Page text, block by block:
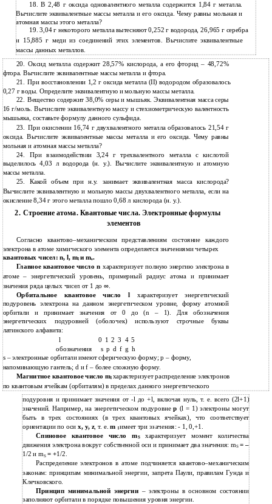
18. В 2,48 г оксида одновалентного металла содержится 1,84 г металла.
Вычислите эквивалентные массы металла и его оксида. Чему равны мольная и
атомная массы этого металла?
19. 3,04 г некоторого металла вытесняют 0,252 г водорода, 26,965 г серебра
и 15,885 г меди из соединений этих элементов. Вычислите эквивалентные
массы данных металлов.
20.
Оксид металла содержит 28,57% кислорода, а его фторид – 48,72%
фтора. Вычислите эквивалентные массы металла и фтора.
21. При восстановлении 1,2 г оксида металла (II) водородом образовалось
0,27 г воды. Определите эквивалентную и мольную массы металла.
22. Вещество содержит 38,0% серы и мышьяк. Эквивалентная масса серы
16 г/моль. Вычислите эквивалентную массу и стехиометрическую валентность
мышьяка, составьте формулу данного сульфида.
23. При окислении 16,74 г двухвалентного металла образовалось 21,54 г
оксида. Вычислите эквивалентные массы металла и его оксида. Чему равны
мольная и атомная массы металла?
24.
При взаимодействии 3,24 г трехвалентного металла с кислотой
выделилось 4,03 л водорода (н. у.). Вычислите эквивалентную и атомную
массы металла.
25. Какой объем при н.у. занимает эквивалентная масса кислорода?
Вычислите эквивалентную и мольную массы двухвалентного металла, если на
окисление 8,34 г этого металла пошло 0,68 л кислорода (н. у.).
2. Строение атома. Квантовые числа. Электронные формулы
элементов
Согласно квантово–механическим представлениям состояние каждого
электрона в атоме химического элемента определяется значениями четырех
квантовых чисел: n, l, ml и ms.
Главное квантовое число n характеризует полную энергию электрона в
атоме – энергетический уровень, примерный радиус атома и принимает
значения ряда целых чисел от 1 до∞
Орбитальное квантовое число l характеризует энергетический
подуровень электрона на данном энергетическом уровне, форму атомной
орбитали и принимает значения от 0 до (n – 1). Для обозначения
энергетических подуровней (оболочек) используют строчные буквы
латинского алфавита:
l
0 1 2 3 4 5
обозначения
s p d f g h
s – электронные орбитали имеют сферическую форму; p – форму,
напоминающую гантель; d и f – более сложную форму.
Магнитное квантовое число ml характеризует распределение электронов
по квантовым ячейкам (орбиталям) в пределах данного энергетического
подуровня и принимает значения от -l до +l, включая нуль, т. е. всего (2l+1)
значений. Например, на энергетическом подуровнер (l = 1) электроны могут
быть в трех состояниях (в трех квантовых ячейках), что соответствует
ориентации по осиx, y, z, т. е.m lимеет три значения: - 1, 0,+1.
Спиновое квантовое число mS характеризует момент количества
движения электрона вокруг собственной оси и принимает два значения: mS =–
1/2 и mS = +1/2.
Распределение электронов в атоме подчиняется квантово–механическим
законам: принципам минимальной энергии, запрета Паули, правилам Гунда и
Клечковского.
Принцип минимальной энергии – электроны в основном состоянии
заполняют орбитали в порядке повышения уровня энергии.